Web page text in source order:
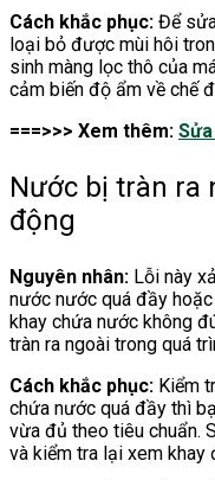
Cách khắc phục: Để
loại bỏ được mùi hôi
sinh màng lọc thô của
cảm biến độ ẩm về chế
===>>> Xem thêm:
Nước bị tràn ra
động
Nguyên nhân: Lỗi này
nước nước quá đầy
khay chứa nước không
tràn ra ngoài trong quá
Cách khắc phục: Kiểm
chứa nước quá đầy thì
vừa đủ theo tiêu chuẩn.
và kiểm tra lại xem